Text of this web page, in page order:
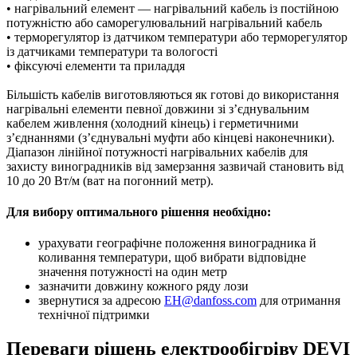
• нагрівальний елемент — нагрівальний кабель із постійною
потужністю або саморегулювальний нагрівальний кабель
• терморегулятор із датчиком температури або терморегулятор
із датчиками температури та вологості
• фіксуючі елементи та приладдя
Більшість кабелів виготовляються як готові до використання
нагрівальні елементи певної довжини зі з’єднувальним
кабелем живлення (холодний кінець) і герметичними
з’єднаннями (з’єднувальні муфти або кінцеві наконечники).
Діапазон лінійної потужності нагрівальних кабелів для
захисту виноградників від замерзання зазвичай становить від
10 до 20 Вт/м (ват на погонний метр).
Для вибору оптимального рішення необхідно:
урахувати географічне положення виноградника й
коливання температури, щоб вибрати відповідне
значення потужності на один метр
зазначити довжину кожного ряду лози
звернутися за адресою EH@danfoss.com для отримання
технічної підтримки
Переваги рішень електрообігріву DEVI